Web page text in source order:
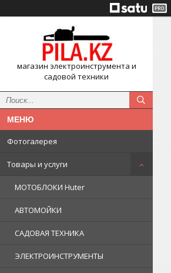
магазин электроинструмента и
садовой техники
Фотогалерея
Товары и услуги
МОТОБЛОКИ Huter
АВТОМОЙКИ
САДОВАЯ ТЕХНИКА
ЭЛЕКТРОИНСТРУМЕНТЫ